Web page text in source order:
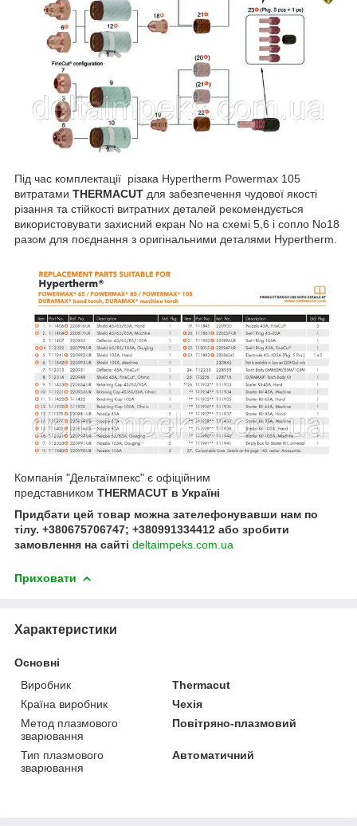
Під час комплектації різака Hypertherm Powermax 105
витратами THERMACUT для забезпечення чудової якості
різання та стійкості витратних деталей рекомендується
використовувати захисний екран No на схемі 5,6 і сопло No18
разом для поєднання з оригінальними деталями Hypertherm.
Компанія "Дельтаїмпекс" є офіційним
представником THERMACUT в Україні
Придбати цей товар можна зателефонувавши нам по
тілу. +380675706747; +380991334412 або зробити
замовлення на сайті deltaimpeks.com.ua
Приховати
Характеристики
Основні
Виробник
Thermacut
Країна виробник
Чехія
Метод плазмового
зварювання
Повітряно-плазмовий
Тип плазмового
зварювання
Автоматичний